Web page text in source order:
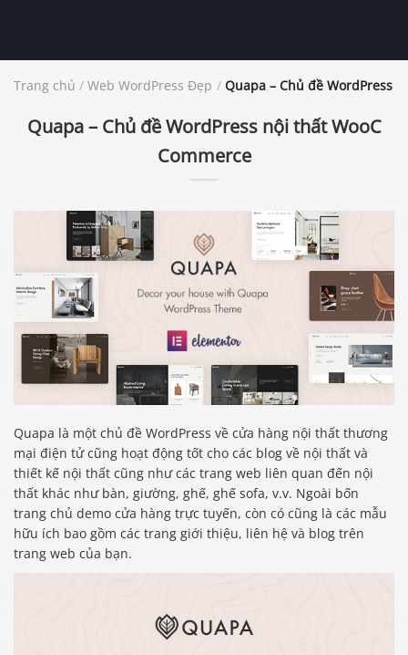
Trang chủ / Web WordPress Đẹp / Quapa – Chủ đề WordPress
Quapa – Chủ đề WordPress nội thất WooC
Commerce
Quapa là một chủ đề WordPress về cửa hàng nội thất thương
mại điện tử cũng hoạt động tốt cho các blog về nội thất và
thiết kế nội thất cũng như các trang web liên quan đến nội
thất khác như bàn, giường, ghế, ghế sofa, v.v. Ngoài bốn
trang chủ demo cửa hàng trực tuyến, còn có cũng là các mẫu
hữu ích bao gồm các trang giới thiệu, liên hệ và blog trên
trang web của bạn.